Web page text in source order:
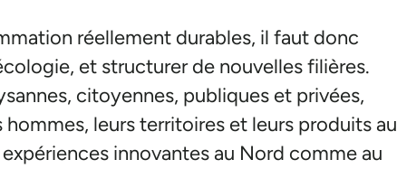
réellement durables, il faut donc
et structurer de nouvelles filières.
citoyennes, publiques et privées,
leurs territoires et leurs produits au
innovantes au Nord comme au